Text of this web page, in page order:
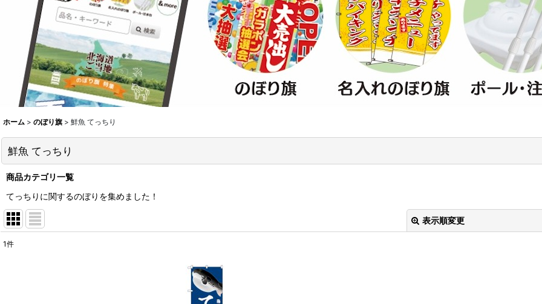
ホーム > のぼり旗 > 鮮魚 てっちり
鮮魚 てっちり
商品カテゴリ一覧
てっちりに関するのぼりを集めました！
表示順変更
1件